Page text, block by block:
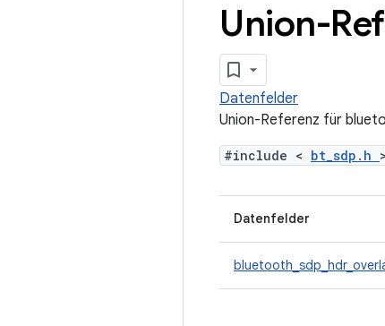
Union-
Datenfelder
Union-Referenz für
#include < bt_sdp.h
Datenfelder